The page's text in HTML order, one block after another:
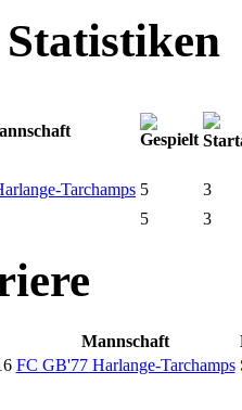
Tarchamps 5
3
5 3
Mannschaft
FC GB'77 Harlange-Tarchamps